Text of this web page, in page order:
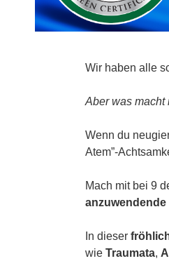
Wir haben alle
Aber was macht
Wenn du
Atem”-
Mach mit bei 9
anzuwendende
In dieser
wie Traumata,